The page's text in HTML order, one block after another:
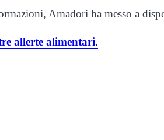
Amadori ha messo a
allerte alimentari.